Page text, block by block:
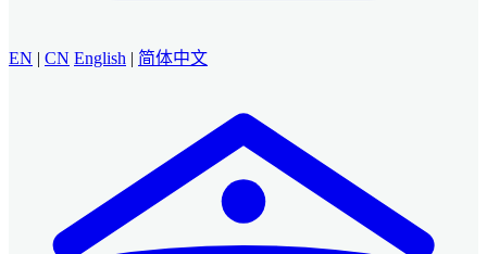
EN | CN English | 简体中文